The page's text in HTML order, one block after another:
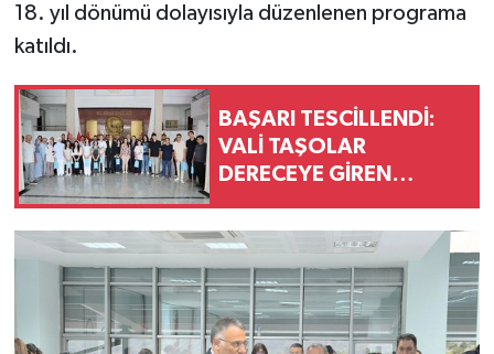
18. yıl dönümü dolayısıyla düzenlenen programa
katıldı.
BAŞARI TESCİLLENDİ:
VALİ TAŞOLAR
DERECEYE GİREN